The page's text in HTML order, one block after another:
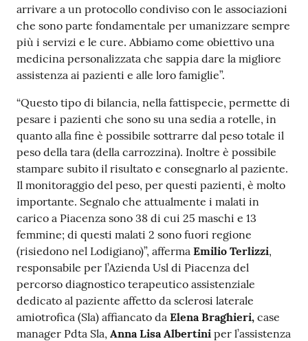
arrivare a un protocollo condiviso con le associazioni
che sono parte fondamentale per umanizzare sempre
più i servizi e le cure. Abbiamo come obiettivo una
medicina personalizzata che sappia dare la migliore
assistenza ai pazienti e alle loro famiglie”.
“Questo tipo di bilancia, nella fattispecie, permette di
pesare i pazienti che sono su una sedia a rotelle, in
quanto alla fine è possibile sottrarre dal peso totale il
peso della tara (della carrozzina). Inoltre è possibile
stampare subito il risultato e consegnarlo al paziente.
Il monitoraggio del peso, per questi pazienti, è molto
importante. Segnalo che attualmente i malati in
carico a Piacenza sono 38 di cui 25 maschi e 13
femmine; di questi malati 2 sono fuori regione
(risiedono nel Lodigiano)”, afferma Emilio Terlizzi,
responsabile per l’Azienda Usl di Piacenza del
percorso diagnostico terapeutico assistenziale
dedicato al paziente affetto da sclerosi laterale
amiotrofica (Sla) affiancato da Elena Braghieri, case
manager Pdta Sla, Anna Lisa Albertini per l’assistenza